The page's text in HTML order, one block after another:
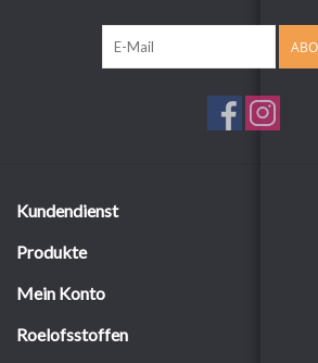
Kundendienst
Produkte
Mein Konto
Roelofsstoffen